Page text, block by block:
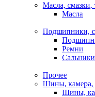
Масла, смазки,
Масла
Подшипники,
Ремни
Сальники
Прочее
Шины, камера,
Шины,